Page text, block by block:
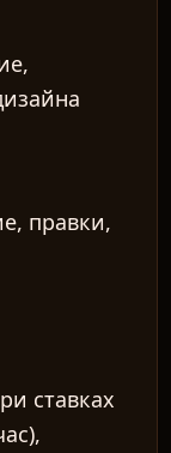
правки,
ставках